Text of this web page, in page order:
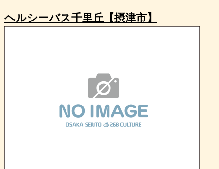
ヘルシーバス千里丘【摂津市】